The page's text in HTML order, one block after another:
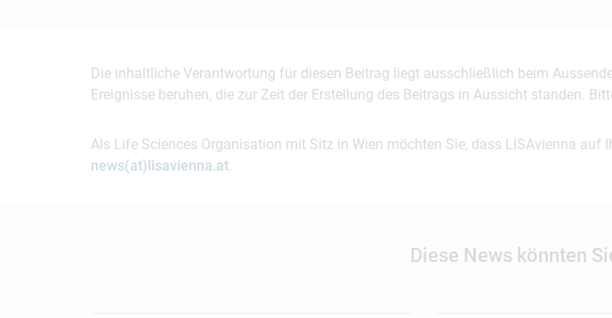
Die inhaltliche Verantwortung für diesen Beitrag liegt ausschließlich beim
Ereignisse beruhen, die zur Zeit der Erstellung des Beitrags in Aussicht standen.
Als Life Sciences Organisation mit Sitz in Wien möchten Sie, dass LISAvienna auf
news(at)lisavienna.at.
Diese News könnten